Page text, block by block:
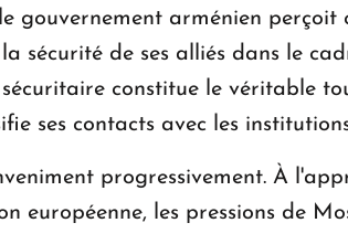
gouvernement arménien perçoit
sécurité de ses alliés dans le
constitue le véritable
ses contacts avec les
progressivement. À
européenne, les pressions de